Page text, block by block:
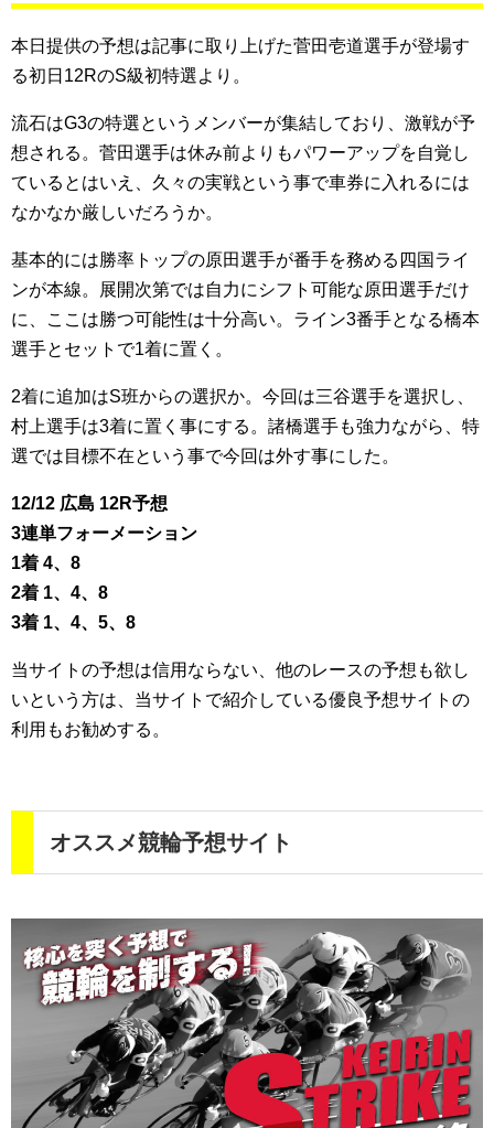
本日提供の予想は記事に取り上げた菅田壱道選手が登場す
る初日12RのS級初特選より。
流石はG3の特選というメンバーが集結しており、激戦が予
想される。菅田選手は休み前よりもパワーアップを自覚し
ているとはいえ、久々の実戦という事で車券に入れるには
なかなか厳しいだろうか。
基本的には勝率トップの原田選手が番手を務める四国ライ
ンが本線。展開次第では自力にシフト可能な原田選手だけ
に、ここは勝つ可能性は十分高い。ライン3番手となる橋本
選手とセットで1着に置く。
2着に追加はS班からの選択か。今回は三谷選手を選択し、
村上選手は3着に置く事にする。諸橋選手も強力ながら、特
選では目標不在という事で今回は外す事にした。
12/12 広島 12R予想
3連単フォーメーション
1着 4、8
2着 1、4、8
3着 1、4、5、8
当サイトの予想は信用ならない、他のレースの予想も欲し
いという方は、当サイトで紹介している優良予想サイトの
利用もお勧めする。
オススメ競輪予想サイト